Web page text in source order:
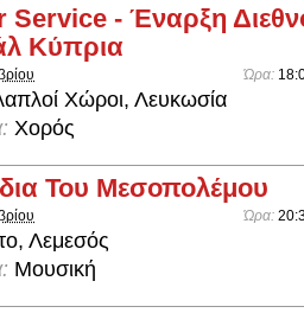
Service - Έναρξη
Κύπρια
Ώρα:
Χώροι, Λευκωσία
Χορός
Του Μεσοπολέμου
Ώρα:
Λεμεσός
Μουσική